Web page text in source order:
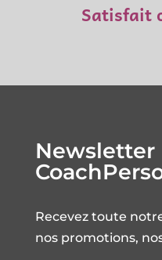
Satisfait
Newsletter
Recevez toute
nos promotions,